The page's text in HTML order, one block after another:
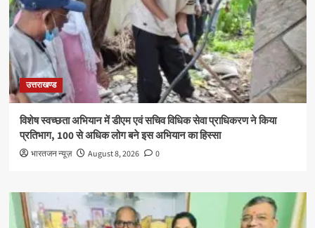
उत्तराखण्ड
विशेष स्वच्छता अभियान में डीएम एवं सचिव विधिक सेवा प्राधिकरण ने किया
प्रतिभाग, 100 से अधिक लोग बने इस अभियान का हिस्सा
भारतजन न्यूज़ August 8, 2026 0